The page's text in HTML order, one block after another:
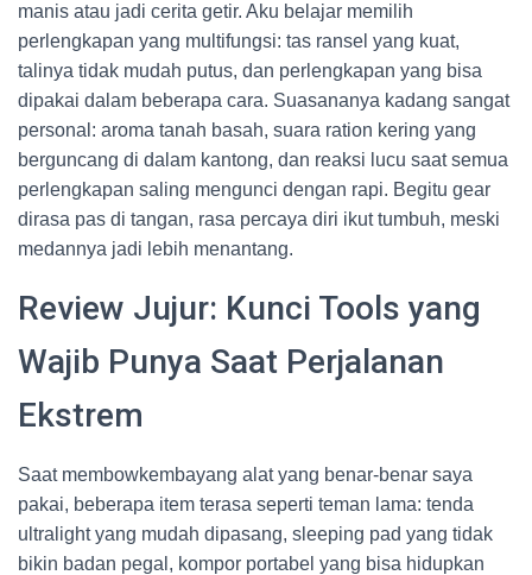
manis atau jadi cerita getir. Aku belajar memilih
perlengkapan yang multifungsi: tas ransel yang kuat,
talinya tidak mudah putus, dan perlengkapan yang bisa
dipakai dalam beberapa cara. Suasananya kadang sangat
personal: aroma tanah basah, suara ration kering yang
berguncang di dalam kantong, dan reaksi lucu saat semua
perlengkapan saling mengunci dengan rapi. Begitu gear
dirasa pas di tangan, rasa percaya diri ikut tumbuh, meski
medannya jadi lebih menantang.
Review Jujur: Kunci Tools yang
Wajib Punya Saat Perjalanan
Ekstrem
Saat membowkembayang alat yang benar-benar saya
pakai, beberapa item terasa seperti teman lama: tenda
ultralight yang mudah dipasang, sleeping pad yang tidak
bikin badan pegal, kompor portabel yang bisa hidupkan